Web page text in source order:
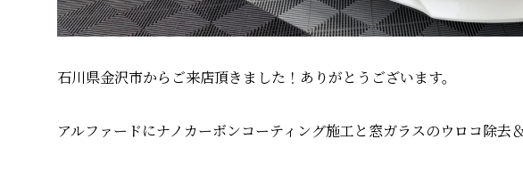
石川県金沢市からご来店頂きました！ありがとうございます。
アルファードにナノカーボンコーティング施工と窓ガラスのウロコ除去